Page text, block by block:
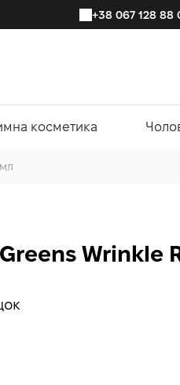
+38 067 128 88
косметика
Wrinkle